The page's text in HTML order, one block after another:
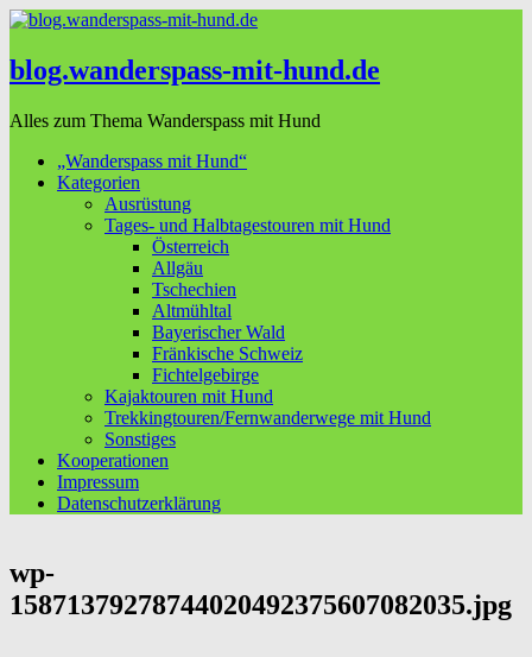
blog.wanderspass-mit-hund.de
Alles zum Thema Wanderspass mit Hund
„Wanderspass mit Hund“
Kategorien
Ausrüstung
Tages- und Halbtagestouren mit Hund
Österreich
Allgäu
Tschechien
Altmühltal
Bayerischer Wald
Fränkische Schweiz
Fichtelgebirge
Kajaktouren mit Hund
Trekkingtouren/Fernwanderwege mit Hund
Sonstiges
Kooperationen
Impressum
Datenschutzerklärung
wp-
15871379278744020492375607082035.jpg